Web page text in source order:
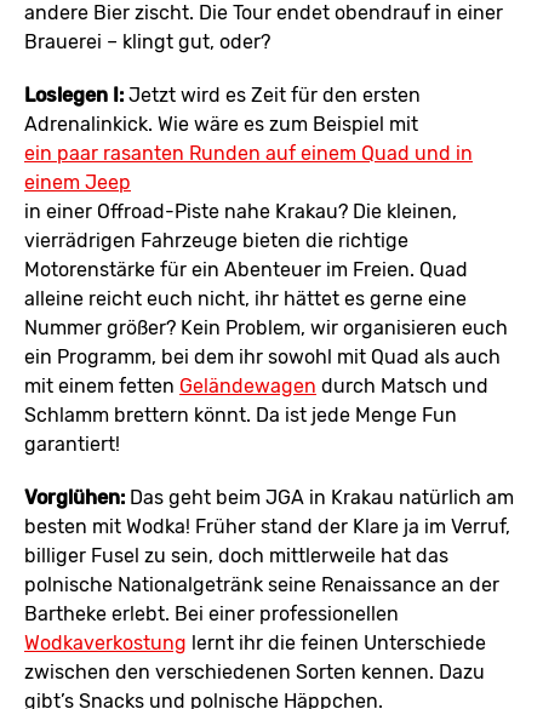
andere Bier zischt. Die Tour endet obendrauf in einer
Brauerei – klingt gut, oder?
Loslegen I: Jetzt wird es Zeit für den ersten
Adrenalinkick. Wie wäre es zum Beispiel mit
ein paar rasanten Runden auf einem Quad und in
einem Jeep
in einer Offroad-Piste nahe Krakau? Die kleinen,
vierrädrigen Fahrzeuge bieten die richtige
Motorenstärke für ein Abenteuer im Freien. Quad
alleine reicht euch nicht, ihr hättet es gerne eine
Nummer größer? Kein Problem, wir organisieren euch
ein Programm, bei dem ihr sowohl mit Quad als auch
mit einem fetten Geländewagen durch Matsch und
Schlamm brettern könnt. Da ist jede Menge Fun
garantiert!
Vorglühen: Das geht beim JGA in Krakau natürlich am
besten mit Wodka! Früher stand der Klare ja im Verruf,
billiger Fusel zu sein, doch mittlerweile hat das
polnische Nationalgetränk seine Renaissance an der
Bartheke erlebt. Bei einer professionellen
Wodkaverkostung lernt ihr die feinen Unterschiede
zwischen den verschiedenen Sorten kennen. Dazu
gibt’s Snacks und polnische Häppchen.